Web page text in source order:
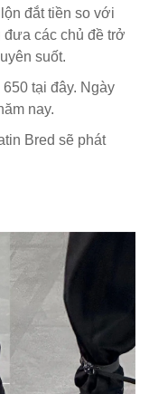
đắt tiền so với
đưa các chủ đề trở
suốt.
650 tại đây. Ngày
nay.
Bred sẽ phát